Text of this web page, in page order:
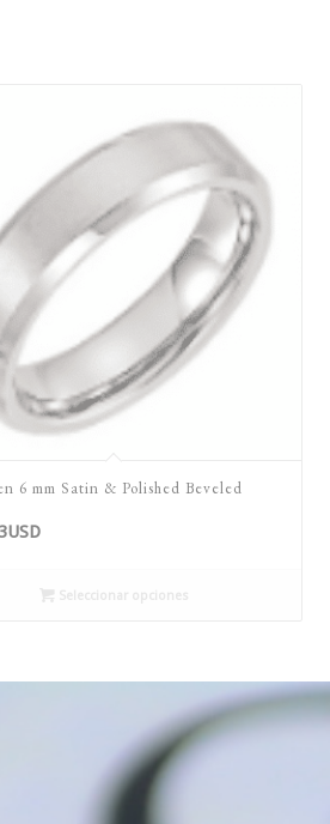
6 mm Satin & Polished Beveled